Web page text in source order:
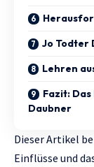
Jo Todter
Lehren
Fazit:
Daubner
Dieser Artikel
Einflüsse und